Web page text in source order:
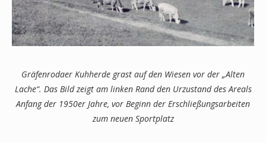
Gräfenrodaer Kuhherde grast auf den Wiesen vor der „Alten
Lache“. Das Bild zeigt am linken Rand den Urzustand des Areals
Anfang der 1950er Jahre, vor Beginn der Erschließungsarbeiten
zum neuen Sportplatz